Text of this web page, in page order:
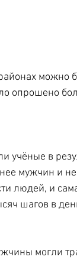
можно
опрошено
учёные в
мужчин и
людей, и
шагов в
могли